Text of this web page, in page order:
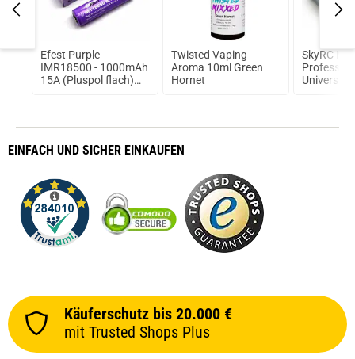
Efest Purple
IMR18500 - 1000mAh
15A (Pluspol flach)
Twisted Vaping
Aroma 10ml Green
Hornet
SkyRC
Universal-
EINFACH UND SICHER EINKAUFEN
Käuferschutz bis 20.000 €
mit Trusted Shops Plus